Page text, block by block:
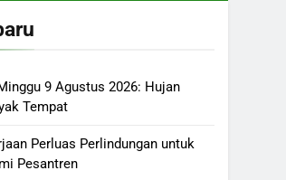
9 Agustus 2026: Hujan
Tempat
Perluas Perlindungan untuk
Pesantren